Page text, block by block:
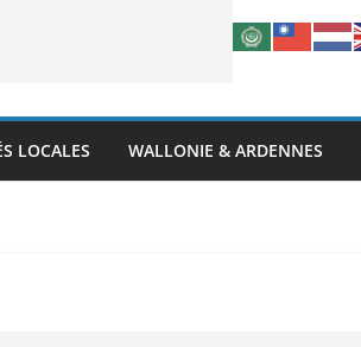
LOCALES WALLONIE & ARDENNES